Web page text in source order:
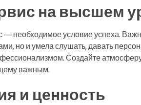
на высшем
— необходимое условие успеха.
но и умела слушать, давать
Создайте
важным.
и ценность